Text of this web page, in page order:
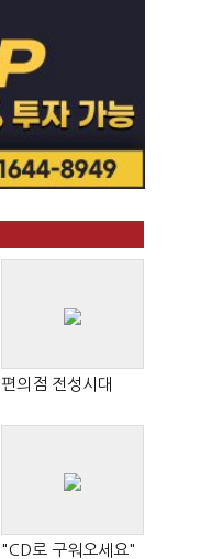
편의점 전성시대
"CD로 구워오세요"